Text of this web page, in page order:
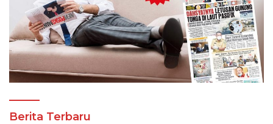
Berita Terbaru